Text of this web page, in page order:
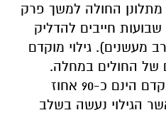
מתלונן החולה למשך פרק
חייבים להדליק
מעשנים). גילוי מוקדם
של החולים במחלה.
סיכויי ההבראה מגילוי מוקדם הינם כ-90 אחוז
אחוז כאשר הגילוי נעשה בשלב